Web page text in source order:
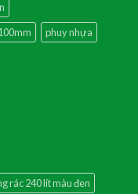
phuy nhựa
rác 240 lít màu đen